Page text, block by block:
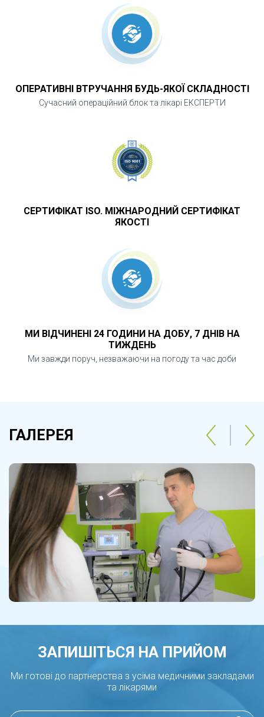
ОПЕРАТИВНІ ВТРУЧАННЯ БУДЬ-ЯКОЇ СКЛАДНОСТІ
Сучасний операційний блок та лікарі ЕКСПЕРТИ
СЕРТИФІКАТ ISO. МІЖНАРОДНИЙ СЕРТИФІКАТ
ЯКОСТІ
МИ ВІДЧИНЕНІ 24 ГОДИНИ НА ДОБУ, 7 ДНІВ НА
ТИЖДЕНЬ
Ми завжди поруч, незважаючи на погоду та час доби
ГАЛЕРЕЯ
ЗАПИШІТЬСЯ НА ПРИЙОМ
Ми готові до партнерства з усіма медичними закладами
та лікарями